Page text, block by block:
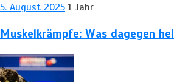
5. August 2025 1 Jahr
Muskelkrämpfe: Was dagegen